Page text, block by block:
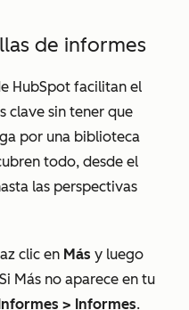
de informes
HubSpot facilitan el
clave sin tener que
por una biblioteca
todo, desde el
las perspectivas
clic en Más y luego
Más no aparece en tu
> Informes.